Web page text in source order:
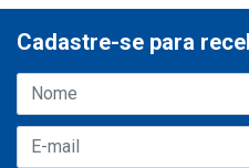
Cadastre-se para